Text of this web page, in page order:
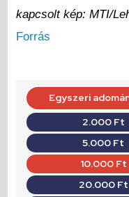
kapcsolt kép: MTI/
Forrás